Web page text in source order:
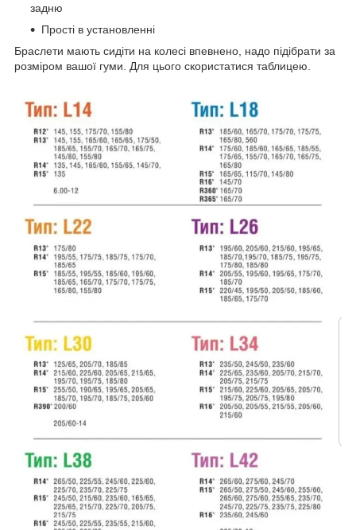
задню
Прості в установленні
Браслети мають сидіти на колесі впевнено, надо підібрати за
розміром вашої гуми. Для цього скористатися таблицею.